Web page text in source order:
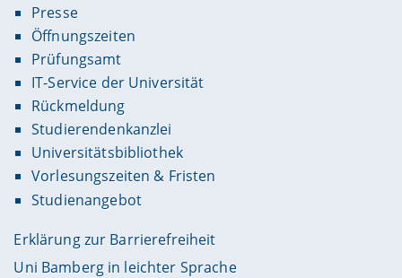
Presse
Öffnungszeiten
Prüfungsamt
IT-Service der Universität
Rückmeldung
Studierendenkanzlei
Universitätsbibliothek
Vorlesungszeiten & Fristen
Studienangebot
Erklärung zur Barrierefreiheit
Uni Bamberg in leichter Sprache